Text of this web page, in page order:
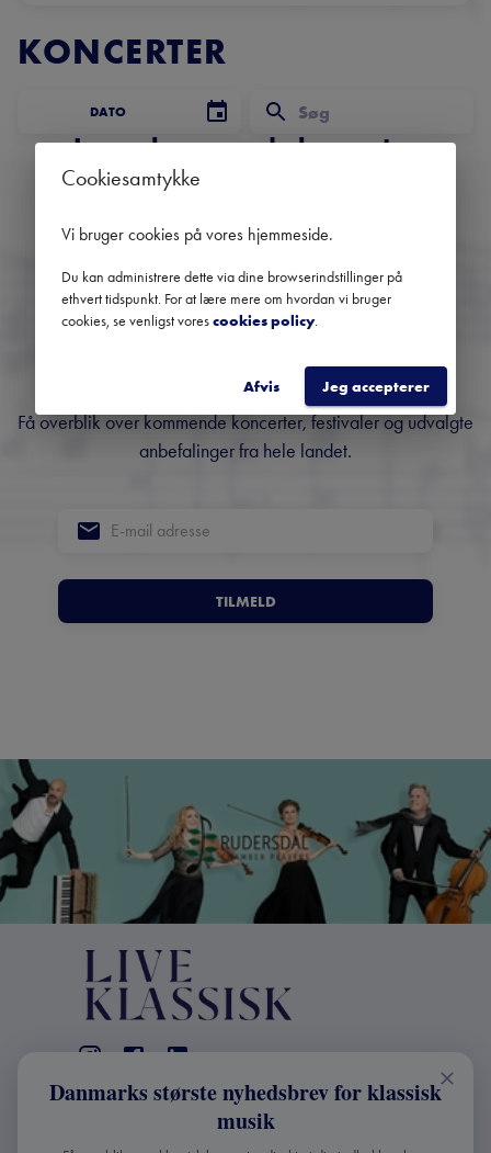
KONCERTER
DATO
Ingen kommende koncerter
Brug datofilteret for at se tidligere koncerter
Danmarks største
nyhedsbrev om klassisk
musik
Få overblik over kommende koncerter, festivaler og udvalgte
anbefalinger fra hele landet.
TILMELD
KONTAKT
Danmarks største nyhedsbrev for klassisk
musik
Cookiesamtykke
Vi bruger cookies på vores hjemmeside.
Du kan administrere dette via dine browserindstillinger på
ethvert tidspunkt. For at lære mere om hvordan vi bruger
cookies, se venligst vorescookies policy.
Afvis Jeg accepterer